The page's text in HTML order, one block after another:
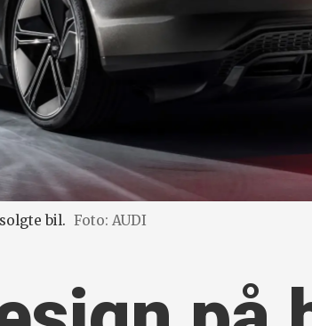
bil. Foto: AUDI